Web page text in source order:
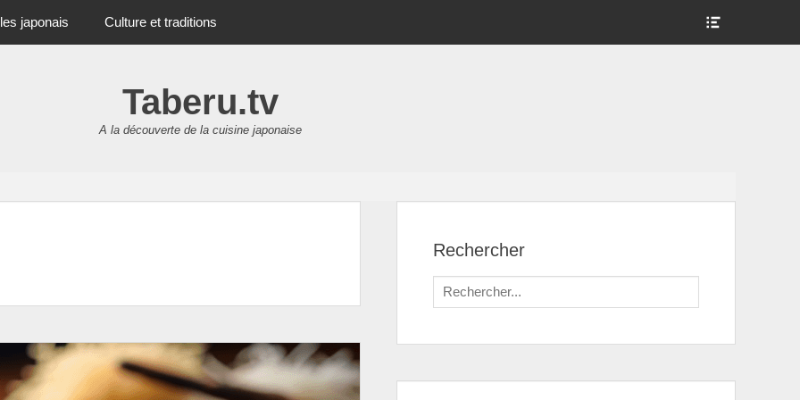
japonais Culture et traditions
Taberu.tv
A la découverte de la cuisine japonaise
Rechercher
Search
for: